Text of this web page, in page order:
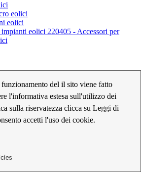
del il sito viene fatto
l'informativa estesa sull'utilizzo dei
sulla riservatezza clicca su Leggi di
accetti l'uso dei cookie.
eolici
eolici
eolici 220405 - Accessori per
impianti fotovoltaici
fotovoltaici
per impianti fotovoltaici
collaudo e configurazione per impianti
impianti fotovoltaici